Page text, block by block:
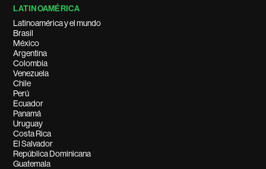
LATINOAMÉRICA
Latinoamérica y el mundo
Brasil
México
Argentina
Colombia
Venezuela
Chile
Perú
Ecuador
Panamá
Uruguay
Costa Rica
El Salvador
República Dominicana
Guatemala